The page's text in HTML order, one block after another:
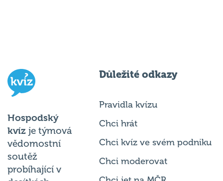
Hospodský
kvíz je týmová
vědomostní
soutěž
probíhající v
Důležité odkazy
Pravidla kvízu
Chci hrát
Chci kvíz ve svém podniku
Chci moderovat